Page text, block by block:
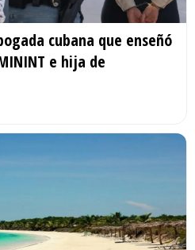
cubana que enseñó
e hija de